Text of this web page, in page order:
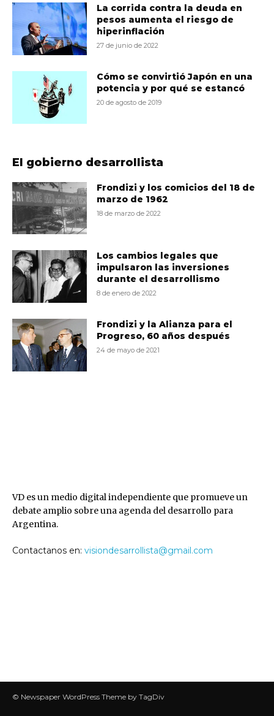
La corrida contra la deuda en
pesos aumenta el riesgo de
hiperinflación
27 de junio de 2022
Cómo se convirtió Japón en una
potencia y por qué se estancó
20 de agosto de 2019
El gobierno desarrollista
Frondizi y los comicios del 18 de
marzo de 1962
18 de marzo de 2022
Los cambios legales que
impulsaron las inversiones
durante el desarrollismo
8 de enero de 2022
Frondizi y la Alianza para el
Progreso, 60 años después
24 de mayo de 2021
VD es un medio digital independiente que promueve un
debate amplio sobre una agenda del desarrollo para
Argentina.
Contactanos en: visiondesarrollista@gmail.com
© Newspaper WordPress Theme by TagDiv